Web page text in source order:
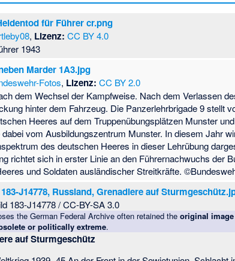
für Führer cr.png
, Lizenz: CC BY 4.0
1943
Marder 1A3.jpg
Fotos, Lizenz: CC BY 2.0
dem Wechsel der Kampfweise. Nach dem Verlassen
hinter dem Fahrzeug. Die Panzerlehrbrigade 9 stellt
Heeres auf dem Truppenübungsplätzen Munster
vom Ausbildungszentrum Munster. In diesem Jahr
des deutschen Heeres in dieser Lehrübung
richtet sich in erster Linie an den Führernachwuchs der
und Soldaten ausländischer Streitkräfte.
J14778, Russland, Grenadiere auf
183-J14778 / CC-BY-SA 3.0
the German Federal Archive often retained theoriginal
or politically extreme.
auf Sturmgeschütz